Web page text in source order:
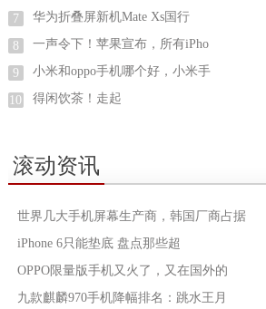
7 华为折叠屏新机Mate Xs国行
8 一声令下！苹果宣布，所有iPho
9 小米和oppo手机哪个好，小米手
10 得闲饮茶！走起
滚动资讯
世界几大手机屏幕生产商，韩国厂商占据
iPhone 6只能垫底 盘点那些超
OPPO限量版手机又火了，又在国外的
九款麒麟970手机降幅排名：跳水王月